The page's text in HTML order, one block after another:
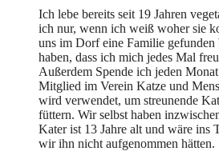
Ich lebe bereits seit 19 Jahren
ich nur, wenn ich weiß woher sie
uns im Dorf eine Familie gefunden
haben, dass ich mich jedes Mal
Außerdem Spende ich jeden
Mitglied im Verein Katze und
wird verwendet, um streunende
füttern. Wir selbst haben
Kater ist 13 Jahre alt und wäre ins
wir ihn nicht aufgenommen hätten.